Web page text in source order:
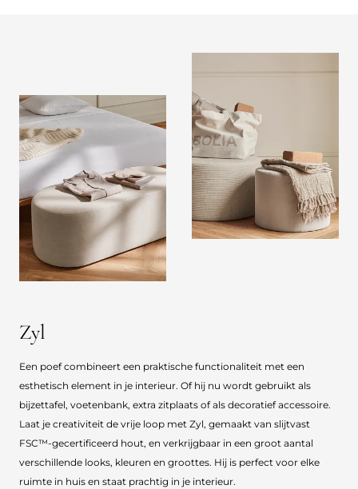
Zyl
Een poef combineert een praktische functionaliteit met een
esthetisch element in je interieur. Of hij nu wordt gebruikt als
bijzettafel, voetenbank, extra zitplaats of als decoratief accessoire.
Laat je creativiteit de vrije loop met Zyl, gemaakt van slijtvast
FSC™-gecertificeerd hout, en verkrijgbaar in een groot aantal
verschillende looks, kleuren en groottes. Hij is perfect voor elke
ruimte in huis en staat prachtig in je interieur.